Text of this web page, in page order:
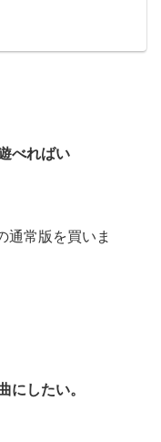
べればい
通常版を買いま
にしたい。